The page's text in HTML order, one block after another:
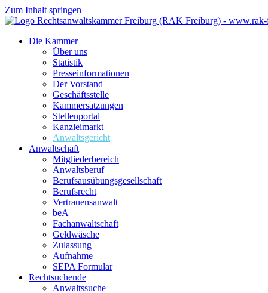
Zum Inhalt springen
Die Kammer
Über uns
Statistik
Presseinformationen
Der Vorstand
Geschäftsstelle
Kammersatzungen
Stellenportal
Kanzleimarkt
Anwaltsgericht
Anwaltschaft
Mitgliederbereich
Anwaltsberuf
Berufsausübungs­gesellschaft
Berufsrecht
Vertrauensanwalt
beA
Fachanwaltschaft
Geldwäsche
Zulassung
Aufnahme
SEPA Formular
Rechtsuchende
Anwaltssuche